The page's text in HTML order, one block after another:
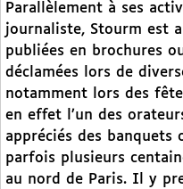
Parallèlement à ses
journaliste, Stourm est
publiées en brochures
déclamées lors de
notamment lors des
en effet l’un des
appréciés des
parfois plusieurs
au nord de Paris. Il y